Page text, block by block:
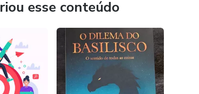
esse conteúdo